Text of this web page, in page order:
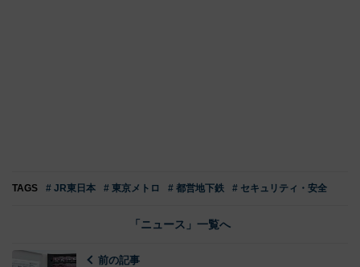
TAGS # JR東日本 # 東京メトロ # 都営地下鉄 # セキュリティ・安全
「ニュース」一覧へ
前の記事